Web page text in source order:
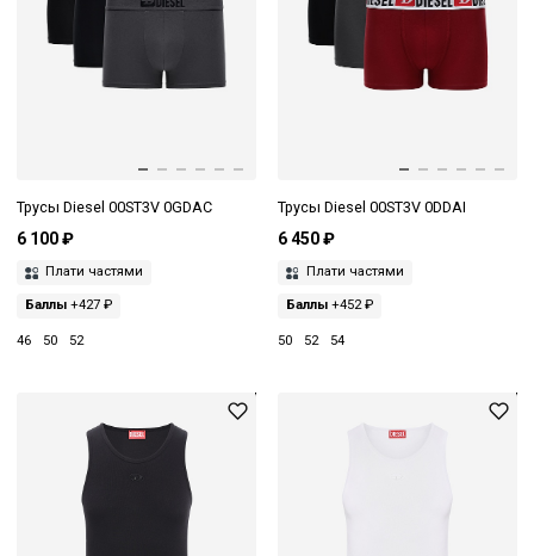
Трусы Diesel 00ST3V 0GDAC
6 100 ₽
Плати частями
Баллы +427 ₽
46 50 52
Трусы Diesel 00ST3V 0DDAI
6 450 ₽
Плати частями
Баллы+452 ₽
50 52 54